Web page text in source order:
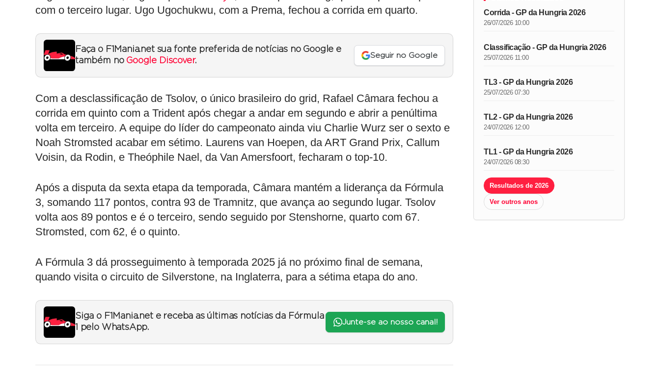
com o terceiro lugar. Ugo Ugochukwu, com a Prema, fechou a corrida em quarto.
Faça o F1Mania.net sua fonte preferida de notícias no Google e
também no Google Discover.
Seguir no Google
Com a desclassificação de Tsolov, o único brasileiro do grid, Rafael Câmara fechou a
corrida em quinto com a Trident após chegar a andar em segundo e abrir a penúltima
volta em terceiro. A equipe do líder do campeonato ainda viu Charlie Wurz ser o sexto e
Noah Stromsted acabar em sétimo. Laurens van Hoepen, da ART Grand Prix, Callum
Voisin, da Rodin, e Theóphile Nael, da Van Amersfoort, fecharam o top-10.
Após a disputa da sexta etapa da temporada, Câmara mantém a liderança da Fórmula
3, somando 117 pontos, contra 93 de Tramnitz, que avança ao segundo lugar. Tsolov
volta aos 89 pontos e é o terceiro, sendo seguido por Stenshorne, quarto com 67.
Stromsted, com 62, é o quinto.
A Fórmula 3 dá prosseguimento à temporada 2025 já no próximo final de semana,
quando visita o circuito de Silverstone, na Inglaterra, para a sétima etapa do ano.
Siga o F1Mania.net e receba as últimas notícias da Fórmula
1 pelo WhatsApp.
Junte-se ao nosso canal!
Corrida - GP da Hungria 2026
26/07/2026 10:00
Classificação - GP da Hungria 2026
25/07/2026 11:00
TL3 - GP da Hungria 2026
25/07/2026 07:30
TL2 - GP da Hungria 2026
24/07/2026 12:00
TL1 - GP da Hungria 2026
24/07/2026 08:30
Resultados de 2026
Ver outros anos